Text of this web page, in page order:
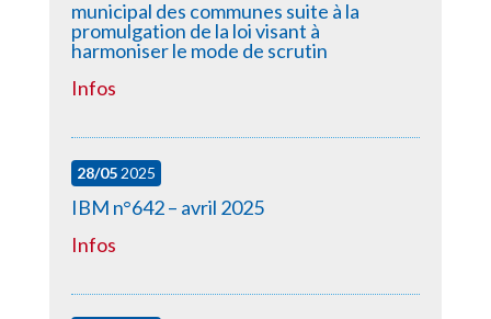
municipal des communes suite à la
promulgation de la loi visant à
harmoniser le mode de scrutin
Infos
28/052025
IBM n°642 – avril 2025
Infos